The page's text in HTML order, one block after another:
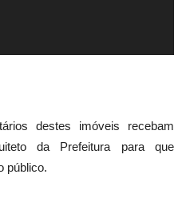
destes imóveis recebam
da Prefeitura para que
público.